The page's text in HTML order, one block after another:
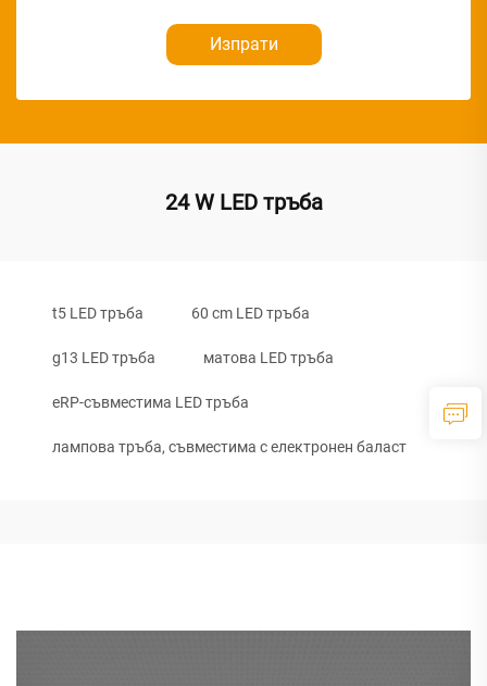
Изпрати
24 W LED тръба
t5 LED тръба 60 cm LED тръба
g13 LED тръба матова LED тръба
eRP-съвместима LED тръба
лампова тръба, съвместима с електронен баласт